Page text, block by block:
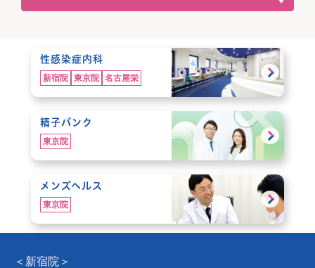
性感染症内科
新宿院 東京院 名古屋栄
精子バンク
東京院
メンズヘルス
東京院
＜新宿院＞